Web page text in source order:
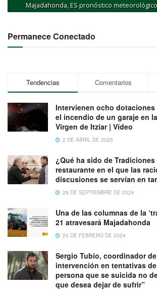
Majadahonda, ESpronóstico
Permanece Conectado
Tendencias Comentarios
Intervienen ocho dotaciones
el incendio de un garaje en
Virgen de Itziar | Vídeo
2 DE ABRIL DE 2025
¿Qué ha sido de
restaurante en el que las
discusiones se servían en
29 DE SEPTIEMBRE DE 2024
Una de las columnas de la
21 atravesará Majadahonda
20 DE FEBRERO DE 2024
Sergio Tubío, coordinador
intervención en tentativas
persona que se suicida no
que desea dejar de sufrir”